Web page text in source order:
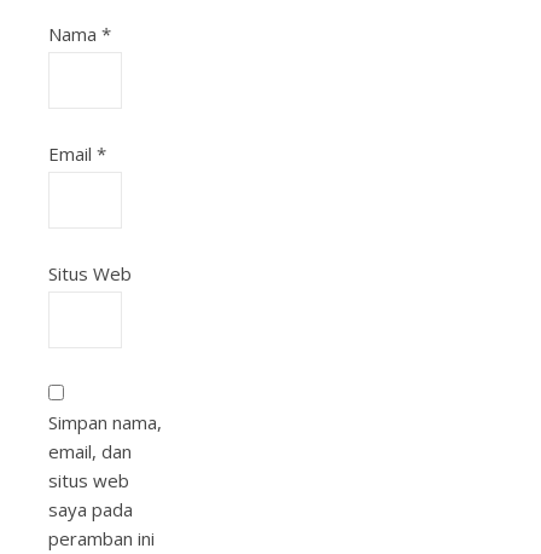
Nama *
Email *
Situs Web
Simpan nama,
email, dan
situs web
saya pada
peramban ini